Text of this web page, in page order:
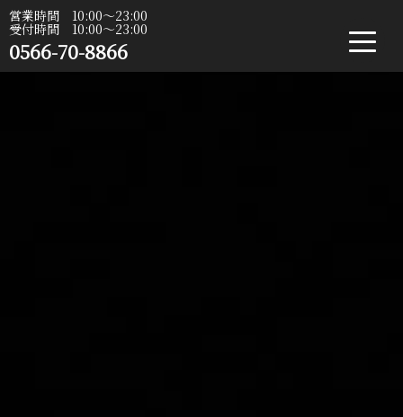
営業時間 10:00〜23:00
受付時間 10:00〜23:00
0566-70-8866